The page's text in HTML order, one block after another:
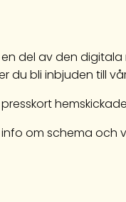
del av den
du bli inbjuden till
om schema och